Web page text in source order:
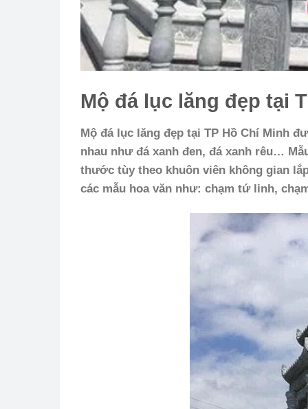
Mộ đá lục lăng đẹp tại
Mộ đá lục lăng đẹp tại TP Hồ Chí Minh đ
nhau như đá xanh đen, đá xanh rêu…
thước tùy theo khuôn viên không gian
các mẫu hoa văn như: chạm tứ linh,